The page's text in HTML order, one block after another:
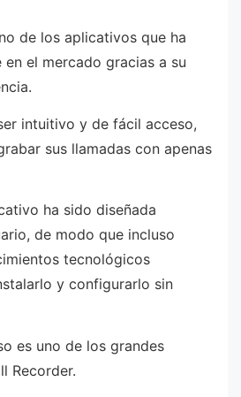
de los aplicativos que ha
el mercado gracias a su
intuitivo y de fácil acceso,
sus llamadas con apenas
ha sido diseñada
de modo que incluso
tecnológicos
y configurarlo sin
es uno de los grandes
Recorder.